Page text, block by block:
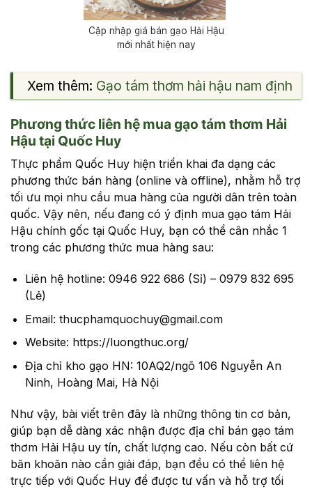
Cập nhập giá bán gạo Hải Hậu
mới nhất hiện nay
Xem thêm: Gạo tám thơm hải hậu nam định
Phương thức liên hệ mua gạo tám thơm Hải
Hậu tại Quốc Huy
Thực phẩm Quốc Huy hiện triển khai đa dạng các
phương thức bán hàng (online và offline), nhằm hỗ trợ
tối ưu mọi nhu cầu mua hàng của người dân trên toàn
quốc. Vậy nên, nếu đang có ý định mua gạo tám Hải
Hậu chính gốc tại Quốc Huy, bạn có thể cân nhắc 1
trong các phương thức mua hàng sau:
Liên hệ hotline: 0946 922 686 (Sỉ) – 0979 832 695
(Lẻ)
Email: thucphamquochuy@gmail.com
Website: https://luongthuc.org/
Địa chỉ kho gạo HN: 10AQ2/ngõ 106 Nguyễn An
Ninh, Hoàng Mai, Hà Nội
Như vậy, bài viết trên đây là những thông tin cơ bản,
giúp bạn dễ dàng xác nhận được địa chỉ bán gạo tám
thơm Hải Hậu uy tín, chất lượng cao. Nếu còn bất cứ
băn khoăn nào cần giải đáp, bạn đều có thể liên hệ
trực tiếp với Quốc Huy để được tư vấn và hỗ trợ tối